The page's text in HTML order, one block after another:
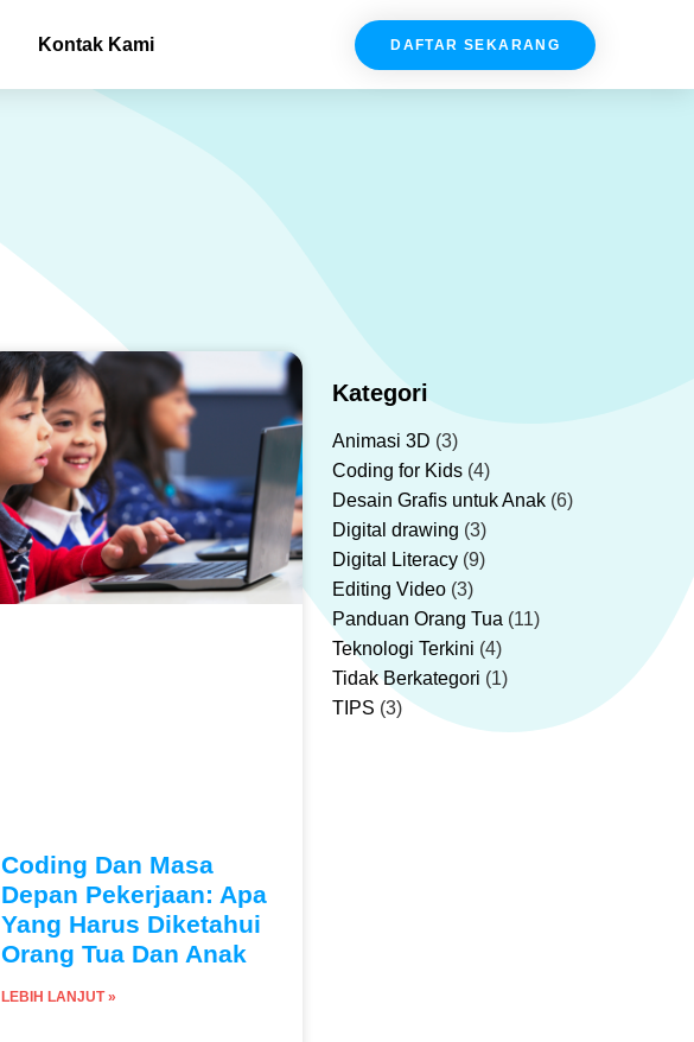
Kontak Kami DAFTAR SEKARANG
Coding Dan Masa
Depan Pekerjaan: Apa
Yang Harus Diketahui
Orang Tua Dan Anak
LEBIH LANJUT »
Kategori
Animasi 3D (3)
Coding for Kids (4)
Desain Grafis untuk Anak (6)
Digital drawing (3)
Digital Literacy (9)
Editing Video (3)
Panduan Orang Tua (11)
Teknologi Terkini (4)
Tidak Berkategori (1)
TIPS (3)